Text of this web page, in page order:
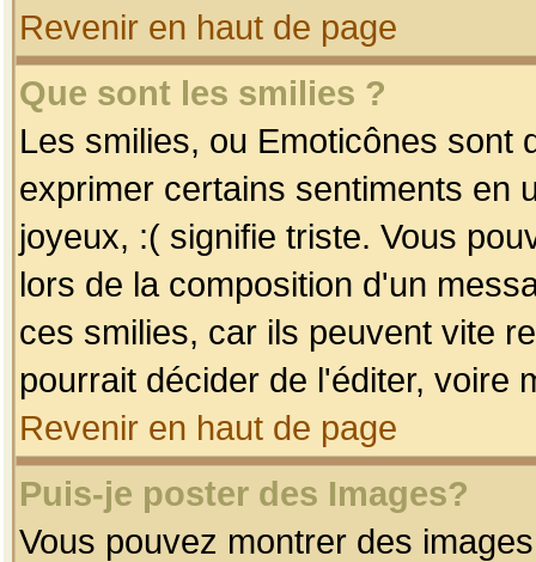
Revenir en haut de page
Que sont les smilies ?
Les smilies, ou Emoticônes sont
exprimer certains sentiments en
joyeux, :( signifie triste. Vous
lors de la composition d'un
ces smilies, car ils peuvent vite
pourrait décider de l'éditer, voire
Revenir en haut de page
Puis-je poster des Images?
Vous pouvez montrer des